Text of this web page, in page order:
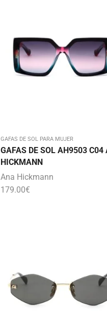
GAFAS DE SOL PARA MUJER
GAFAS DE SOL AH9503 C04
HICKMANN
Ana Hickmann
179.00€